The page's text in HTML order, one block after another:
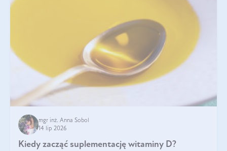
mgr inż. Anna Sobol
14 lip 2026
Kiedy zacząć suplementację witaminy D?